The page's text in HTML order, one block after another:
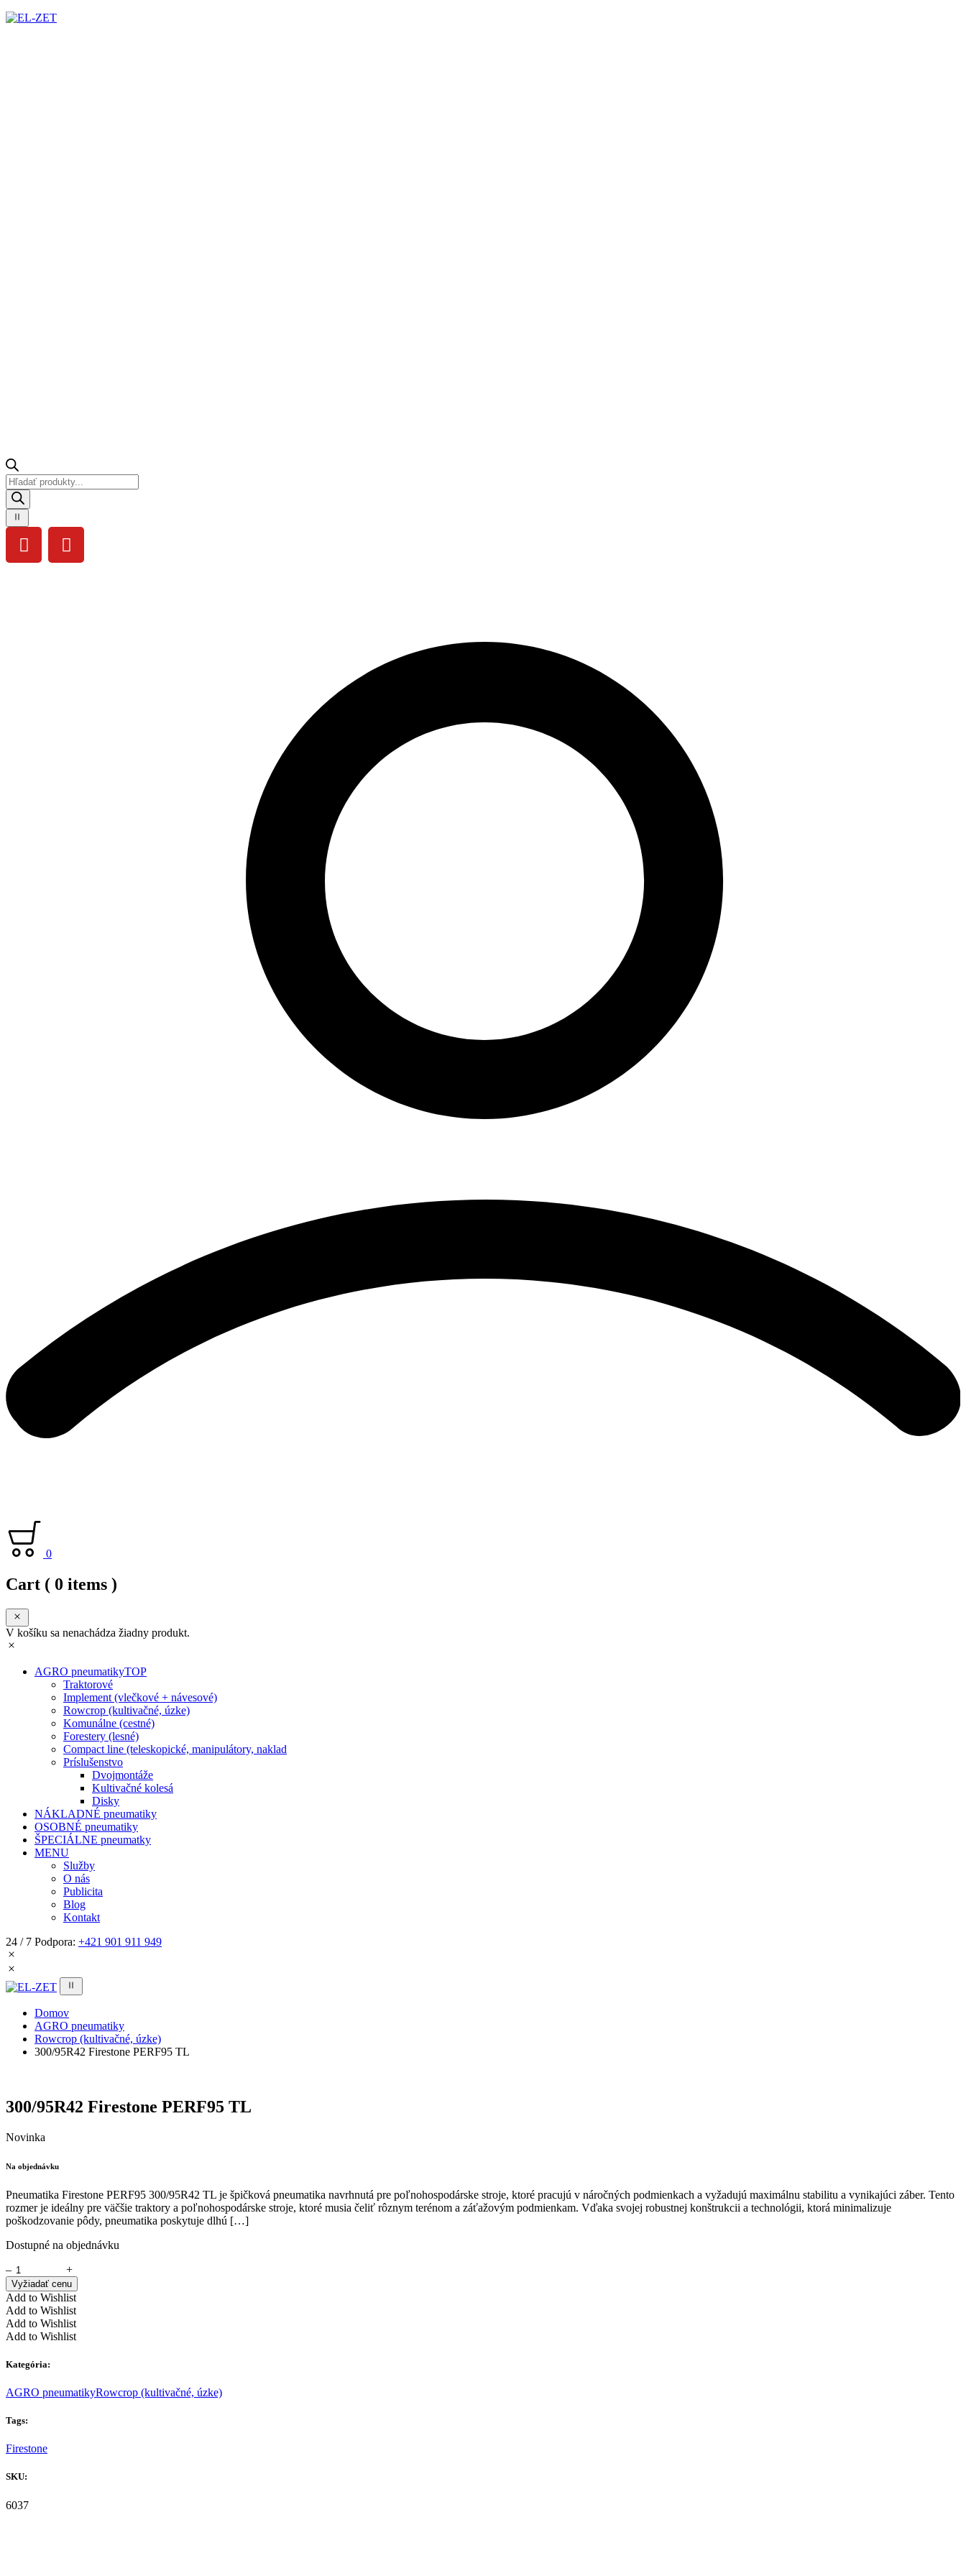
0
Cart ( 0 items )
V košíku sa nenachádza žiadny produkt.
AGRO pneumatikyTOP
Traktorové
Implement (vlečkové + návesové)
Rowcrop (kultivačné, úzke)
Komunálne (cestné)
Forestery (lesné)
Compact line (teleskopické, manipulátory, naklad
Príslušenstvo
Dvojmontáže
Kultivačné kolesá
Disky
NÁKLADNÉ pneumatiky
OSOBNÉ pneumatiky
ŠPECIÁLNE pneumatky
MENU
Služby
O nás
Publicita
Blog
Kontakt
24 / 7 Podpora: +421 901 911 949
Domov
AGRO pneumatiky
Rowcrop (kultivačné, úzke)
300/95R42 Firestone PERF95 TL
300/95R42 Firestone PERF95 TL
Novinka
Na objednávku
Pneumatika Firestone PERF95 300/95R42 TL je špičková pneumatika navrhnutá pre poľnohospodárske stroje, ktoré pracujú v náročných podmienkach a vyžadujú maximálnu stabilitu a vynikajúci záber. Tento
rozmer je ideálny pre väčšie traktory a poľnohospodárske stroje, ktoré musia čeliť rôznym terénom a záťažovým podmienkam. Vďaka svojej robustnej konštrukcii a technológii, ktorá minimalizuje
poškodzovanie pôdy, pneumatika poskytuje dlhú […]
Dostupné na objednávku
–
+
Vyžiadať cenu
Add to Wishlist
Add to Wishlist
Add to Wishlist
Add to Wishlist
Kategória:
AGRO pneumatikyRowcrop (kultivačné, úzke)
Tags:
Firestone
SKU:
6037